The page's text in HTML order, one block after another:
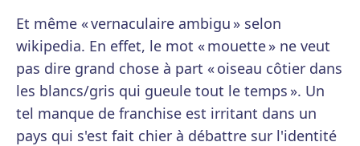
Et même « vernaculaire ambigu » selon
wikipedia. En effet, le mot « mouette » ne veut
pas dire grand chose à part « oiseau côtier dans
les blancs/gris qui gueule tout le temps ». Un
tel manque de franchise est irritant dans un
pays qui s'est fait chier à débattre sur l'identité